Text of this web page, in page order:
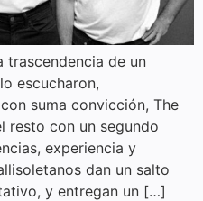
trascendencia de un
escucharon,
suma convicción, The
resto con un segundo
experiencia y
dan un salto
y entregan un […]